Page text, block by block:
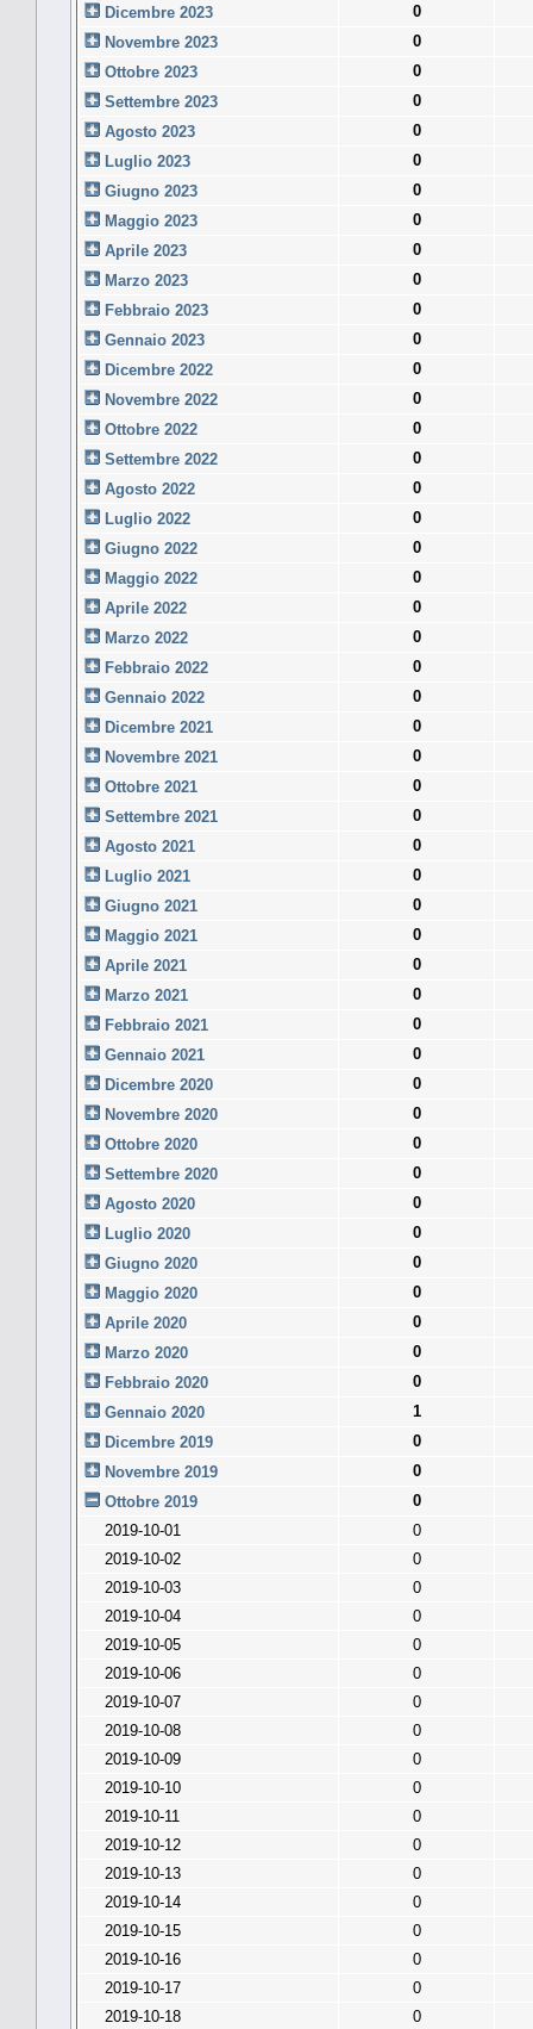
Dicembre 2023
0
Novembre 2023
0
Ottobre 2023
0
Settembre 2023
0
Agosto 2023
0
Luglio 2023
0
Giugno 2023
0
Maggio 2023
0
Aprile 2023
0
Marzo 2023
0
Febbraio 2023
0
Gennaio 2023
0
Dicembre 2022
0
Novembre 2022
0
Ottobre 2022
0
Settembre 2022
0
Agosto 2022
0
Luglio 2022
0
Giugno 2022
0
Maggio 2022
0
Aprile 2022
0
Marzo 2022
0
Febbraio 2022
0
Gennaio 2022
0
Dicembre 2021
0
Novembre 2021
0
Ottobre 2021
0
Settembre 2021
0
Agosto 2021
0
Luglio 2021
0
Giugno 2021
0
Maggio 2021
0
Aprile 2021
0
Marzo 2021
0
Febbraio 2021
0
Gennaio 2021
0
Dicembre 2020
0
Novembre 2020
0
Ottobre 2020
0
Settembre 2020
0
Agosto 2020
0
Luglio 2020
0
Giugno 2020
0
Maggio 2020
0
Aprile 2020
0
Marzo 2020
0
Febbraio 2020
0
Gennaio 2020
1
Dicembre 2019
0
Novembre 2019
0
Ottobre 2019
0
2019-10-01
0
2019-10-02
0
2019-10-03
0
2019-10-04
0
2019-10-05
0
2019-10-06
0
2019-10-07
0
2019-10-08
0
2019-10-09
0
2019-10-10
0
2019-10-11
0
2019-10-12
0
2019-10-13
0
2019-10-14
0
2019-10-15
0
2019-10-16
0
2019-10-17
0
2019-10-18
0